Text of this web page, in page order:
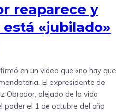
reaparece y
«jubilado»
en un video que «no hay que
El expresidente de
Obrador, alejado de la vida
poder el 1 de octubre del año